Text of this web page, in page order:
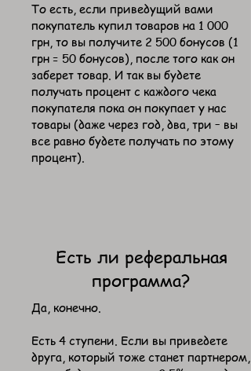
То есть, если приведущий вами
покупатель купил товаров на 1 000
грн, то вы получите 2 500 бонусов (1
грн = 50 бонусов), после того как он
заберет товар. И так вы будете
получать процент с каждого чека
покупателя пока он покупает у нас
товары (даже через год, два, три – вы
все равно будете получать по этому
процент).
Есть ли реферальная
программа?
​Да, конечно.
Есть 4 ступени. Если вы приведете
друга, который тоже станет партнером,